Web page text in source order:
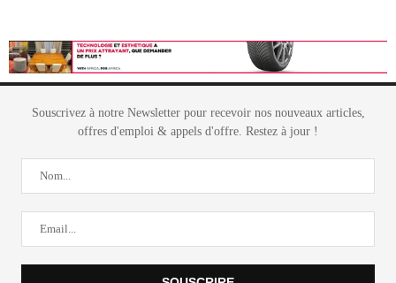
Souscrivez à notre Newsletter pour recevoir nos nouveaux articles,
offres d'emploi & appels d'offre. Restez à jour !